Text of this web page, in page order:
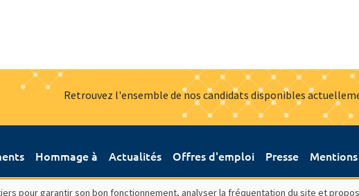
Retrouvez l'ensemble de nos candidats disponibles
Hommage à Actualités Offres d'emploi Presse
pour garantir son bon fonctionnement, analyser la fréquentation du site et